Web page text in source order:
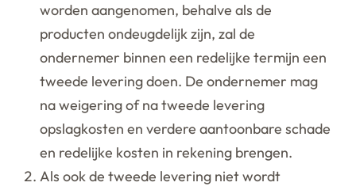
worden aangenomen, behalve als de
producten ondeugdelijk zijn, zal de
ondernemer binnen een redelijke termijn een
tweede levering doen. De ondernemer mag
na weigering of na tweede levering
opslagkosten en verdere aantoonbare schade
en redelijke kosten in rekening brengen.
Als ook de tweede levering niet wordt